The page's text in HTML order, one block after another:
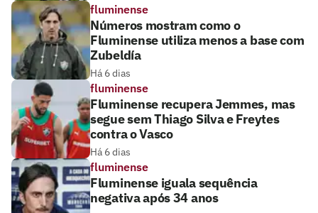
fluminense
Números mostram como o
Fluminense utiliza menos a base com
Zubeldía
Há 6 dias
fluminense
Fluminense recupera Jemmes, mas
segue sem Thiago Silva e Freytes
contra o Vasco
Há 6 dias
fluminense
Fluminense iguala sequência
negativa após 34 anos